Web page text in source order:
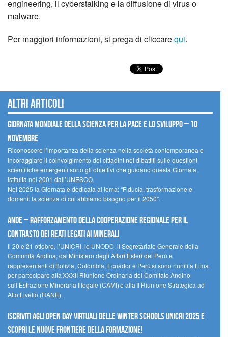
engineering, il cyberstalking e la diffusione di virus o
malware.
Per maggiori informazioni, si prega di cliccarequi.
Altri articoli
Giornata mondiale della scienza per la pace e lo sviluppo – 10
novembre
Riconoscere l’importanza della scienza nella società contemporanea e
incoraggiare il coinvolgimento dei cittadini nei dibattiti sulle questioni
scientifiche emergenti sono gli obiettivi che guidano questa Giornata,
istituita nel 2001 dall’UNESCO.
Nel 2025 la Giornata è dedicata al tema: “Fiducia, trasformazione e
domani: la scienza di cui abbiamo bisogno per il 2050”.
Ande – Rafforzamento della cooperazione regionale per il
contrasto dei reati legati ai minerali
Il 20 e 21 ottobre, l’UNICRI, lo UNODC, il Segretariato Generale della
Comunità Andina, dal Ministero degli Affari Esteri del Perù e
rappresentanti di Bolivia, Colombia, Ecuador e Perù si sono riuniti a Lima
per partecipare alla XXXII Riunione Ordinaria del Comitato Andino
sull’Estrazione Mineraria Illegale (CAMI) e alla II Riunione Strategica ad
Alto Livello (RANE).
Iscriviti agli Open Day Virtuali delle Winter Schools UNICRI 2025 e
scopri le nuove frontiere della formazione!